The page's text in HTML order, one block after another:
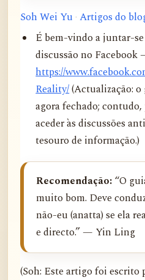
Soh Wei Yu · Artigos do
É bem-vindo a juntar-
discussão no Facebook
https://
Reality/(Actualização: o
agora fechado;
aceder às discussões
tesouro de informação.)
Recomendação: “O
muito bom. Deve
não-eu (anatta) se ela
e directo.” — Yin Ling
(Soh: Este artigo foi escrito